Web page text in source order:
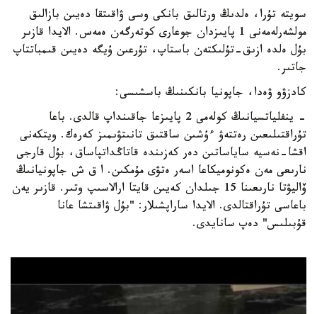
سويتە تۇرا، ەلدىڭ ورتالىق بانكى وسى ۋاقىتقا دەيىن بازالىق
مولشەرلەمەنى 1 پايىزدان جوعارى كوتەرگەن ەمەس. الايدا قازىر
بۇل ەلدە ازىق-تۇلىكتەن باستاپ، تۇرعىن ۇيگە دەيىن قىمباتتاپ
جاتىر.
كادزۋو ۋەدا، جاپونيا بانكىنىڭ باسشىسى:
- ينفلياتسيانىڭ كولەمى 2 پايىزعا جاقىنداپ قالدى. باعا
تۇراقتىلىعىن رەتتەۋ ءۇشىن ساقتىق تانىتۋىمىز كەرەك. ويتكەنى
اقشا-نەسيە ساياساتىن دەر كەزىندە قاتاڭداتپاساق، بۇل قارجى
نارىعى مەن ەكونوميكاعا اسەر ەتۋى مۇمكىن. ا ق ش جاپونيانىڭ
ۆاليۋتا نارىعىنا 15 جىلدان كەيىن قايتا ارالاسىپ وتىر. قازىر يەن
باعاسى تۇراقتالدى. الايدا ساراپشىلار: "بۇل ۋاقىتشا عانا
قۇبىلىس" دەپ سانايدى.